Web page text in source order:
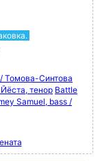
Томова-Синтова
тенор Battle
Samuel, bass /